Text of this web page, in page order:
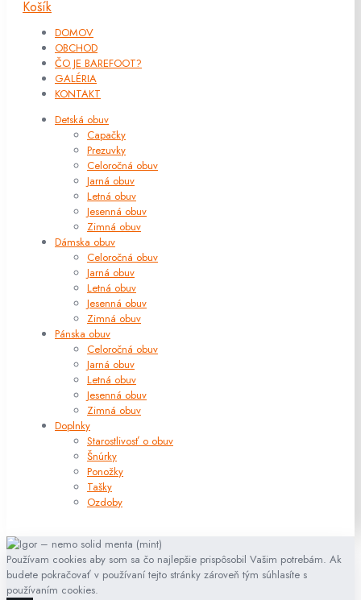
Košík
DOMOV
OBCHOD
ČO JE BAREFOOT?
GALÉRIA
KONTAKT
Detská obuv
Capačky
Prezuvky
Celoročná obuv
Jarná obuv
Letná obuv
Jesenná obuv
Zimná obuv
Dámska obuv
Celoročná obuv
Jarná obuv
Letná obuv
Jesenná obuv
Zimná obuv
Pánska obuv
Celoročná obuv
Jarná obuv
Letná obuv
Jesenná obuv
Zimná obuv
Doplnky
Starostlivosť o obuv
Šnúrky
Ponožky
Tašky
Ozdoby
Používam cookies aby som sa čo najlepšie prispôsobil Vašim potrebám. Ak
budete pokračovať v používaní tejto stránky zároveň tým súhlasíte s
používaním cookies.